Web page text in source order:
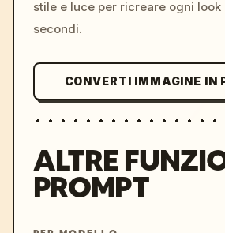
stile e luce per ricreare ogni look
secondi.
CONVERTI IMMAGINE IN
ALTRE
PROMPT